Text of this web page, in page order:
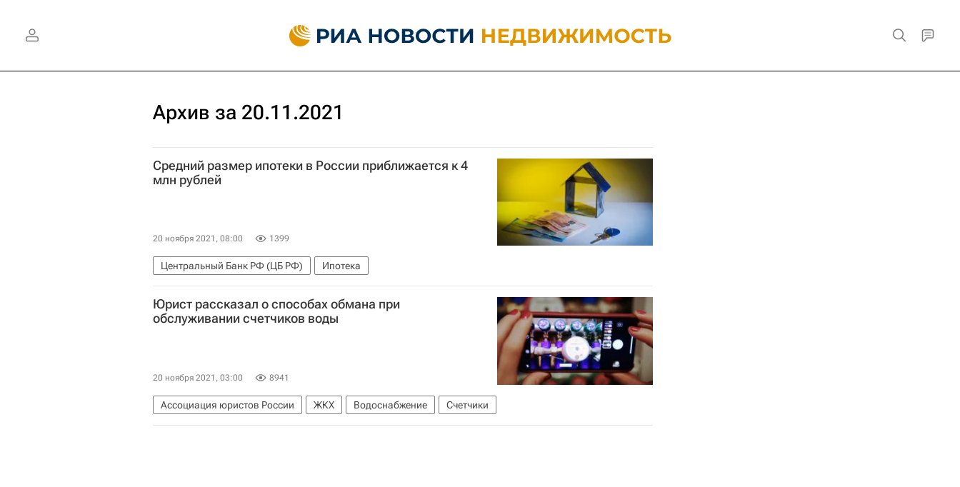
Архив за 20.11.2021
Средний размер ипотеки в России приближается к 4
млн рублей
20 ноября 2021, 08:00 1399
Центральный Банк РФ (ЦБ РФ) Ипотека
Юрист рассказал о способах обмана при
обслуживании счетчиков воды
20 ноября 2021, 03:00 8941
Ассоциация юристов России ЖКХ Водоснабжение Счетчики